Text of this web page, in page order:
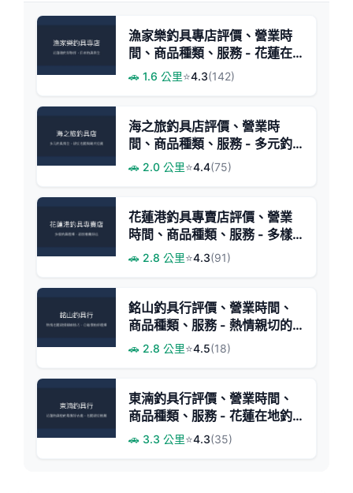
漁家樂釣具專店評價、營業時
間、商品種類、服務 - 花蓮在
地磯釣與日本釣具專賣
🚗 1.6 公里⭐4.3(142)
海之旅釣具店評價、營業時
間、商品種類、服務 - 多元釣
法裝備與親切服務
🚗 2.0 公里⭐4.4(75)
花蓮港釣具專賣店評價、營業
時間、商品種類、服務 - 多樣
商品與親切推薦
🚗 2.8 公里⭐4.3(91)
銘山釣具行評價、營業時間、
商品種類、服務 - 熱情親切的
專業釣具店
🚗 2.8 公里⭐4.5(18)
東湳釣具行評價、營業時間、
商品種類、服務 - 花蓮在地釣
具寶庫
🚗 3.3 公里⭐4.3(35)